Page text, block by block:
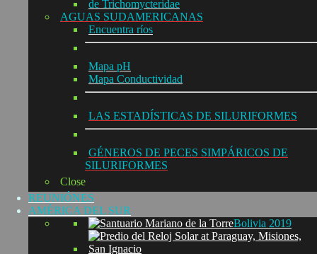
de Trichomycteridae
AGUAS SUDAMERICANAS
Encuentra ríos
Mapa pH
Mapa Conductividad
LAS ESTADÍSTICAS DE SILURIFORMES
GÉNEROS DE PECES SIMPÁRICOS DE
SILURIFORMES
Close
REUNIÓNES
AMÉRICA DEL SUR
Bolivia 2019